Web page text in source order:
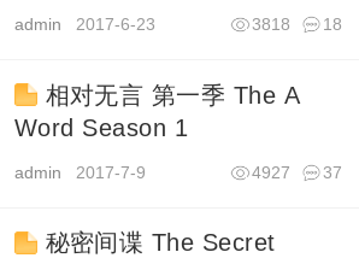
admin 2017-6-23 18
3818
相对无言 第一季 The A
Word Season 1
admin 2017-7-9 37
4927
秘密间谍 The Secret